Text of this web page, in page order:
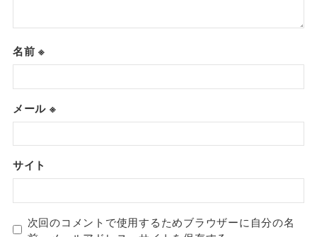
名前※
メール ※
サイト
次回のコメントで使用するためブラウザーに自分の名